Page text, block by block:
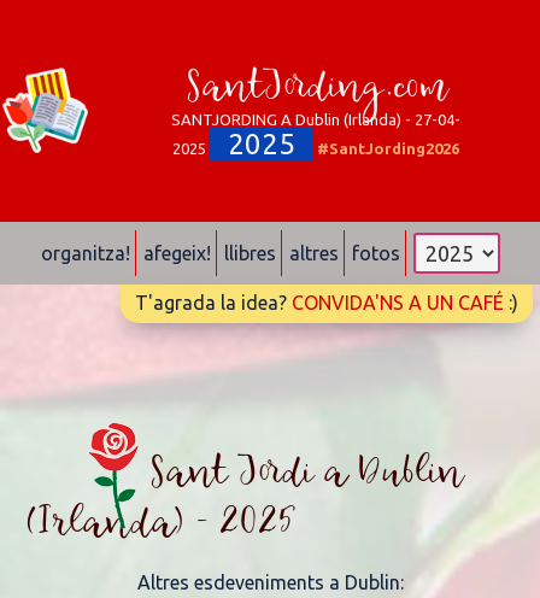
SantJording.com
SANTJORDING A Dublin (Irlanda) - 27-04-
2025
2025 #SantJording2026
organitza! afegeix! llibres altres fotos
T'agrada la idea? CONVIDA'NS A UN CAFÉ :)
Sant Jordi a Dublin
(Irlanda) - 2025
Altres esdeveniments a Dublin: